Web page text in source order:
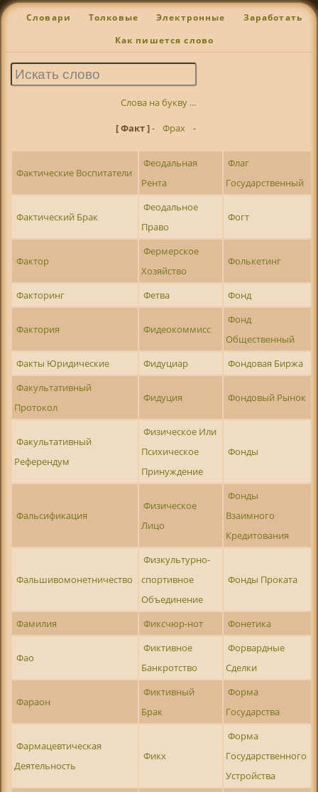
Словари Толковые Электронные Заработать
Как пишется слово
Слова на букву ...
[ Факт ]- Фрах -
Фактические Воспитатели
Феодальная
Рента
Флаг
Государственный
Фактический Брак
Феодальное
Право
Фогт
Фактор
Фермерское
Хозяйство
Фолькетинг
Факторинг Фетва Фонд
Фактория Фидеокоммисс
Фонд
Общественный
Факты Юридические
Фидуциар
Фондовая Биржа
Факультативный
Протокол
Фидуция Фондовый Рынок
Факультативный
Референдум
Физическое Или
Психическое
Принуждение
Фонды
Фальсификация
Физическое
Лицо
Фонды
Взаимного
Кредитования
Фальшивомонетничество
Физкультурно-
спортивное
Объединение
Фонды Проката
Фамилия Фиксчюр-нот Фонетика
Фао
Фиктивное
Банкротство
Форвардные
Сделки
Фараон
Фиктивный
Брак
Форма
Государства
Фармацевтическая
Деятельность
Фикх
Форма
Государственного
Устройства